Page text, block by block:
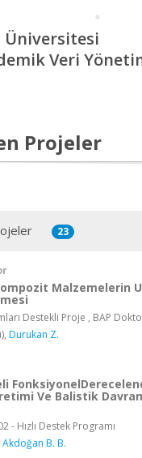
Üniversitesi
Veri
Projeler
23
Malzemelerin
Destekli Proje , BAP
Durukan Z.
Ve Balistik
- Hızlı Destek Programı
Akdoğan B. B.